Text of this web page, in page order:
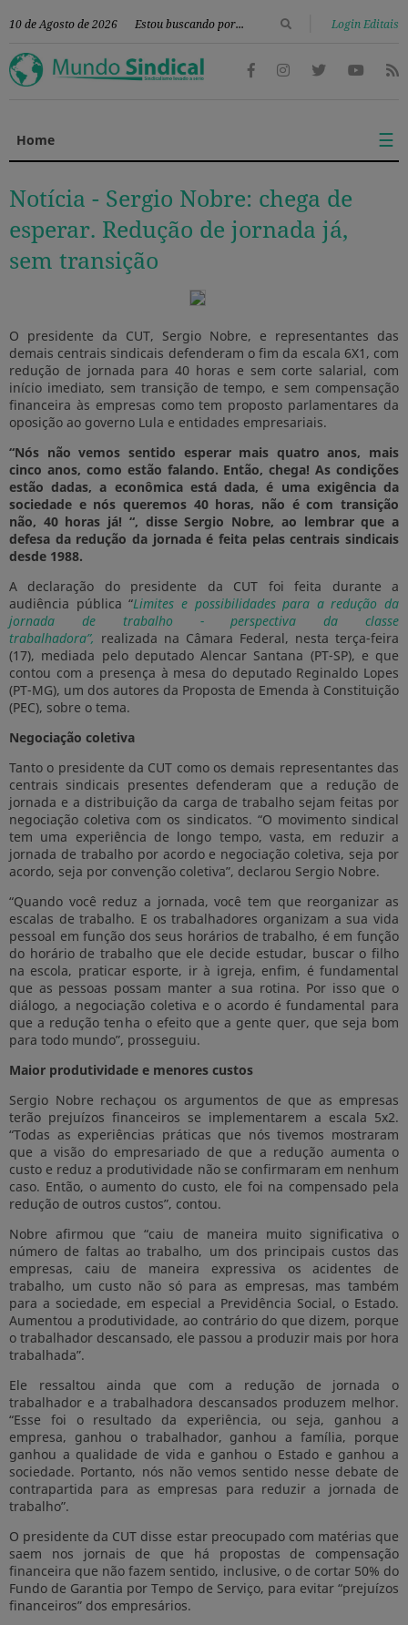
10 de Agosto de 2026 Login Editais
Home ☰
Notícia - Sergio Nobre: chega de
esperar. Redução de jornada já,
sem transição
O presidente da CUT, Sergio Nobre, e representantes das
demais centrais sindicais defenderam o fim da escala 6X1, com
redução de jornada para 40 horas e sem corte salarial, com
início imediato, sem transição de tempo, e sem compensação
financeira às empresas como tem proposto parlamentares da
oposição ao governo Lula e entidades empresariais.
“Nós não vemos sentido esperar mais quatro anos, mais
cinco anos, como estão falando. Então, chega! As condições
estão dadas, a econômica está dada, é uma exigência da
sociedade e nós queremos 40 horas, não é com transição
não, 40 horas já! “, disse Sergio Nobre, ao lembrar que a
defesa da redução da jornada é feita pelas centrais sindicais
desde 1988.
A declaração do presidente da CUT foi feita durante a
audiência pública “Limites e possibilidades para a redução da
jornada de trabalho - perspectiva da classe
trabalhadora”, realizada na Câmara Federal, nesta terça-feira
(17), mediada pelo deputado Alencar Santana (PT-SP), e que
contou com a presença à mesa do deputado Reginaldo Lopes
(PT-MG), um dos autores da Proposta de Emenda à Constituição
(PEC), sobre o tema.
Negociação coletiva
Tanto o presidente da CUT como os demais representantes das
centrais sindicais presentes defenderam que a redução de
jornada e a distribuição da carga de trabalho sejam feitas por
negociação coletiva com os sindicatos. “O movimento sindical
tem uma experiência de longo tempo, vasta, em reduzir a
jornada de trabalho por acordo e negociação coletiva, seja por
acordo, seja por convenção coletiva”, declarou Sergio Nobre.
“Quando você reduz a jornada, você tem que reorganizar as
escalas de trabalho. E os trabalhadores organizam a sua vida
pessoal em função dos seus horários de trabalho, é em função
do horário de trabalho que ele decide estudar, buscar o filho
na escola, praticar esporte, ir à igreja, enfim, é fundamental
que as pessoas possam manter a sua rotina. Por isso que o
diálogo, a negociação coletiva e o acordo é fundamental para
que a redução tenha o efeito que a gente quer, que seja bom
para todo mundo”, prosseguiu.
Maior produtividade e menores custos
Sergio Nobre rechaçou os argumentos de que as empresas
terão prejuízos financeiros se implementarem a escala 5x2.
“Todas as experiências práticas que nós tivemos mostraram
que a visão do empresariado de que a redução aumenta o
custo e reduz a produtividade não se confirmaram em nenhum
caso. Então, o aumento do custo, ele foi na compensado pela
redução de outros custos”, contou.
Nobre afirmou que “caiu de maneira muito significativa o
número de faltas ao trabalho, um dos principais custos das
empresas, caiu de maneira expressiva os acidentes de
trabalho, um custo não só para as empresas, mas também
para a sociedade, em especial a Previdência Social, o Estado.
Aumentou a produtividade, ao contrário do que dizem, porque
o trabalhador descansado, ele passou a produzir mais por hora
trabalhada”.
Ele ressaltou ainda que com a redução de jornada o
trabalhador e a trabalhadora descansados produzem melhor.
“Esse foi o resultado da experiência, ou seja, ganhou a
empresa, ganhou o trabalhador, ganhou a família, porque
ganhou a qualidade de vida e ganhou o Estado e ganhou a
sociedade. Portanto, nós não vemos sentido nesse debate de
contrapartida para as empresas para reduzir a jornada de
trabalho”.
O presidente da CUT disse estar preocupado com matérias que
saem nos jornais de que há propostas de compensação
financeira que não fazem sentido, inclusive, o de cortar 50% do
Fundo de Garantia por Tempo de Serviço, para evitar “prejuízos
financeiros” dos empresários.